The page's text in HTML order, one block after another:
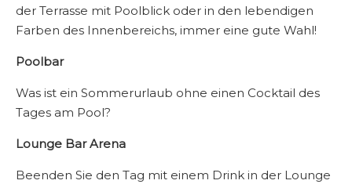
der Terrasse mit Poolblick oder in den lebendigen
Farben des Innenbereichs, immer eine gute Wahl!
Poolbar
Was ist ein Sommerurlaub ohne einen Cocktail des
Tages am Pool?
Lounge Bar Arena
Beenden Sie den Tag mit einem Drink in der Lounge